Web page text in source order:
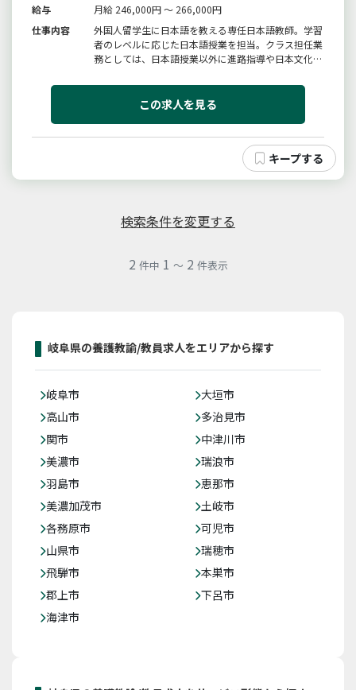
給与
月給 246,000円 ～ 266,000円
仕事内容
外国人留学生に日本語を教える専任日本語教師。学習
者のレベルに応じた日本語授業を担当。クラス担任業
務としては、日本語授業以外に進路指導や日本文化を
できる、やりがいのある環境です。※定員増による追
加募集変更範囲：変更無し
この求人を見る
検索条件を変更する
2 件中 1 ～ 2 件表示
岐阜県の養護教諭/教員求人をエリアから探す
岐阜市
大垣市
高山市
多治見市
関市
中津川市
美濃市
瑞浪市
羽島市
恵那市
美濃加茂市
土岐市
各務原市
可児市
山県市
瑞穂市
飛騨市
本巣市
郡上市
下呂市
海津市